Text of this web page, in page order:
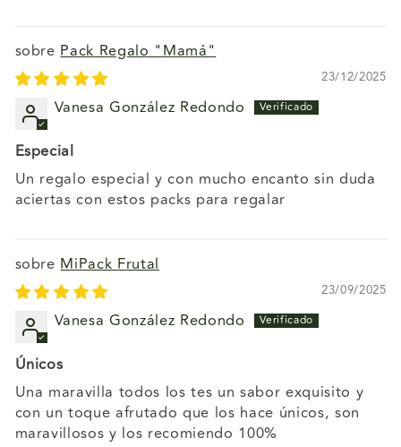
Pack Regalo "Mamá"
23/12/2025
Vanesa González Redondo
Especial
Un regalo especial y con mucho encanto sin duda
aciertas con estos packs para regalar
MiPack Frutal
23/09/2025
Vanesa González Redondo
Únicos
Una maravilla todos los tes un sabor exquisito y
con un toque afrutado que los hace únicos, son
maravillosos y los recomiendo 100%